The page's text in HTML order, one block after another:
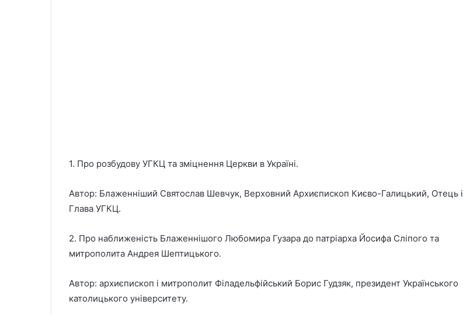
1. Про розбудову УГКЦ та зміцнення Церкви в Україні.
Автор: Блаженніший Святослав Шевчук, Верховний Архиєпископ Києво-Галицький, Отець і
Глава УГКЦ.
2. Про наближеність Блаженнішого Любомира Гузара до патріарха Йосифа Сліпого та
митрополита Андрея Шептицького.
Автор: архиєпископ і митрополит Філадельфійський Борис Гудзяк, президент Українського
католицького університету.